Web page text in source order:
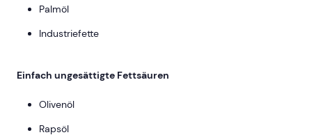
Palmöl
Industriefette
Einfach ungesättigte Fettsäuren
Olivenöl
Rapsöl